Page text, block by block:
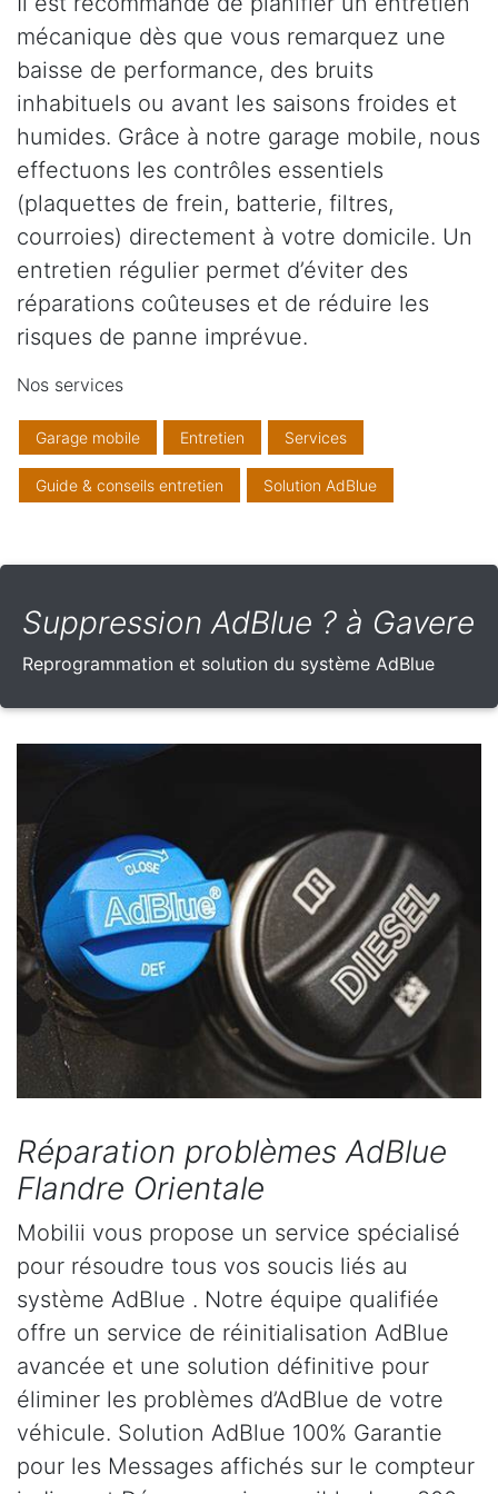
mécanique dès que vous remarquez une
baisse de performance, des bruits
inhabituels ou avant les saisons froides et
humides. Grâce à notre garage mobile, nous
effectuons les contrôles essentiels
(plaquettes de frein, batterie, filtres,
courroies) directement à votre domicile. Un
entretien régulier permet d’éviter des
réparations coûteuses et de réduire les
risques de panne imprévue.
Nos services
Garage mobile Entretien Services
Guide & conseils entretien Solution AdBlue
Suppression AdBlue ? à Gavere
Reprogrammation et solution du système AdBlue
Réparation problèmes AdBlue
Flandre Orientale
Mobilii vous propose un service spécialisé
pour résoudre tous vos soucis liés au
système AdBlue . Notre équipe qualifiée
offre un service de réinitialisation AdBlue
avancée et une solution définitive pour
éliminer les problèmes d’AdBlue de votre
véhicule. Solution AdBlue 100% Garantie
pour les Messages affichés sur le compteur